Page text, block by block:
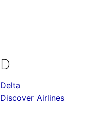
D
Delta
Discover Airlines